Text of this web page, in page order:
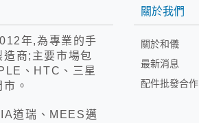
年,為專業的手
商;主要市場包
、HTC、三星
。
道瑞、MEES邁
關於我們
關於和儀
最新消息
配件批發合作